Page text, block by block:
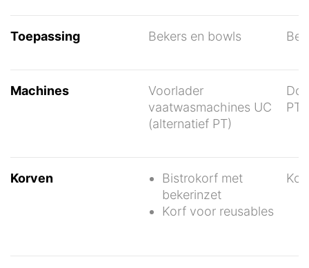
Toepassing Bekers en bowls
Machines
Voorlader
vaatwasmachines UC
(alternatief PT)
PT
Korven
Bistrokorf met
bekerinzet
Korf voor reusables